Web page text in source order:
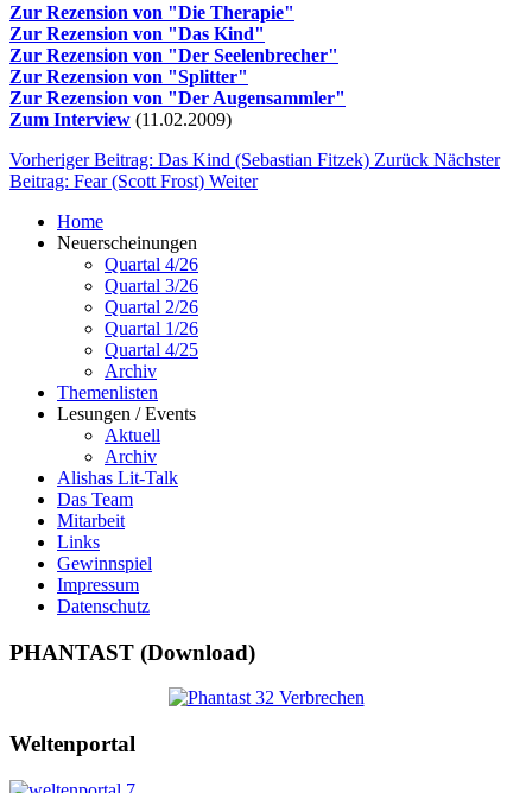
Zur Rezension von "Die Therapie"
Zur Rezension von "Das Kind"
Zur Rezension von "Der Seelenbrecher"
Zur Rezension von "Splitter"
Zur Rezension von "Der Augensammler"
Zum Interview (11.02.2009)
Vorheriger Beitrag: Das Kind (Sebastian Fitzek) Zurück Nächster
Beitrag: Fear (Scott Frost) Weiter
Home
Neuerscheinungen
Quartal 4/26
Quartal 3/26
Quartal 2/26
Quartal 1/26
Quartal 4/25
Archiv
Themenlisten
Lesungen / Events
Aktuell
Archiv
Alishas Lit-Talk
Das Team
Mitarbeit
Links
Gewinnspiel
Impressum
Datenschutz
PHANTAST (Download)
Weltenportal